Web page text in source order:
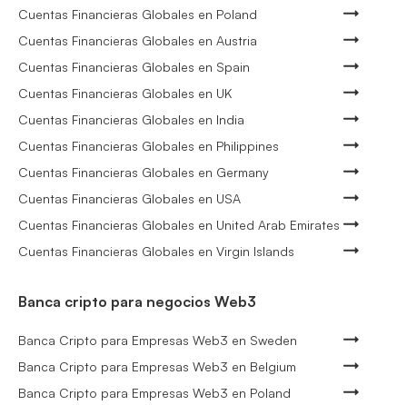
Cuentas Financieras Globales en Poland
Cuentas Financieras Globales en Austria
Cuentas Financieras Globales en Spain
Cuentas Financieras Globales en UK
Cuentas Financieras Globales en India
Cuentas Financieras Globales en Philippines
Cuentas Financieras Globales en Germany
Cuentas Financieras Globales en USA
Cuentas Financieras Globales en United Arab Emirates
Cuentas Financieras Globales en Virgin Islands
Banca cripto para negocios Web3
Banca Cripto para Empresas Web3 en Sweden
Banca Cripto para Empresas Web3 en Belgium
Banca Cripto para Empresas Web3 en Poland